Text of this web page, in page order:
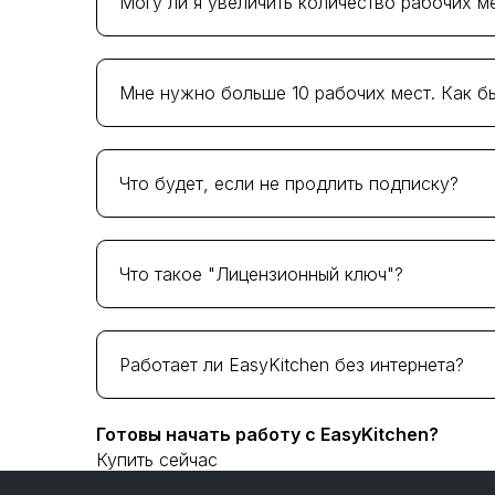
Да. Для этого нужно улучшить текущий
между тарифами. Обратите внимание, что
Мне нужно больше 10 рабочих мест. Как
Свяжитесь с намии мы подготовим для вас
Что будет, если не продлить подписку?
После окончания подписки работа
можете в любой момент продлить
Что такое "Лицензионный ключ"?
Лицензионный ключ — это уникальный код,
плана.Ключ отображается в личном
Работает ли EasyKitchen без интернета?
Нет. Для проверки лицензии требуется
Готовы начать работу с EasyKitchen?
Купить сейчас